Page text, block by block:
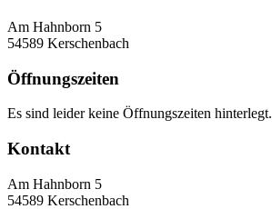
Am Hahnborn 5
54589 Kerschenbach
Öffnungszeiten
Es sind leider keine Öffnungszeiten hinterlegt.
Kontakt
Am Hahnborn 5
54589 Kerschenbach